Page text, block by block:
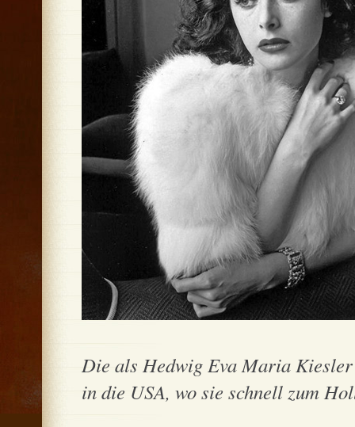
Die als Hedwig Eva Maria
in die USA, wo sie schnell zum